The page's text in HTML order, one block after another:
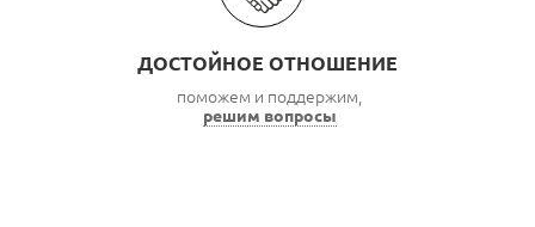
ДОСТОЙНОЕ ОТНОШЕНИЕ
поможем и поддержим,
решим вопросы